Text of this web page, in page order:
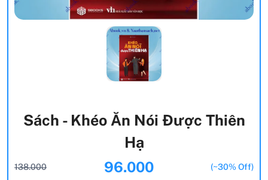
Sách - Khéo Ăn Nói Được Thiên
Hạ
138.000 96.000 (~30% Off)